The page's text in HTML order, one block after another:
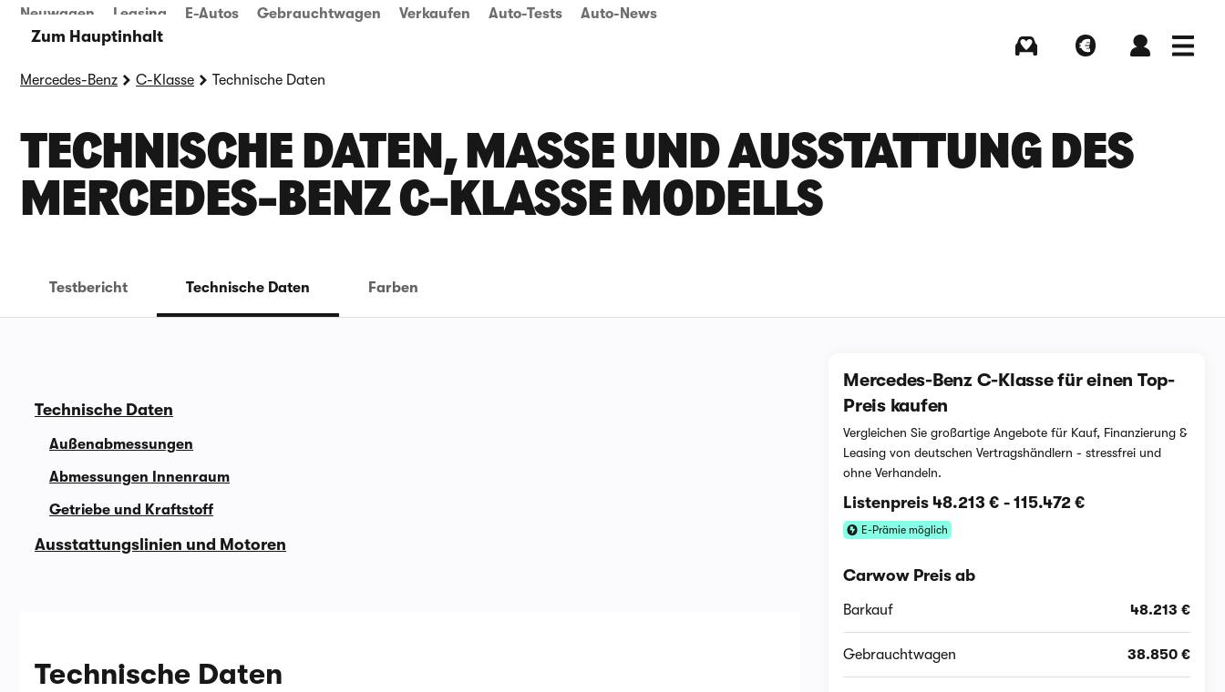
Zum Hauptinhalt
Neuwagen Leasing E-Autos Gebrauchtwagen Verkaufen Auto-Tests Auto-News
Mercedes-Benz C-Klasse Technische Daten
TECHNISCHE DATEN, MASSE UND AUSSTATTUNG DES M
ERCEDES-BENZ C-KLASSE MODELLS
Testbericht Technische Daten Farben
Technische Daten
Außenabmessungen
Abmessungen Innenraum
Getriebe und Kraftstoff
Ausstattungslinien und Motoren
Technische Daten
Mercedes-Benz C-Klasse für einen Top-
Preis kaufen
Vergleichen Sie großartige Angebote für Kauf, Finanzierung &
Leasing von deutschen Vertragshändlern - stressfrei und
ohne Verhandeln.
Listenpreis 48.213 € -115.472 €
E-Prämie möglich
Carwow Preis ab
Barkauf 48.213 €
Gebrauchtwagen 38.850 €